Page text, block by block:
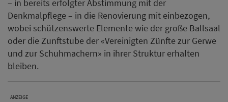
– in bereits erfolgter Abstimmung mit der
Denkmalpflege – in die Renovierung mit einbezogen,
wobei schützenswerte Elemente wie der große Ballsaal
oder die Zunftstube der «Vereinigten Zünfte zur Gerwe
und zur Schuhmachern» in ihrer Struktur erhalten
bleiben.
ANZEIGE